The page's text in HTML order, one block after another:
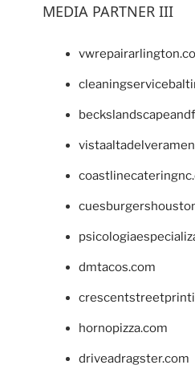
MEDIA PARTNER III
dmtacos.com
hornopizza.com
driveadragster.com